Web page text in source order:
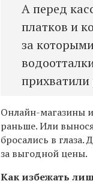
А перед
платков и
за
прихватили
Онлайн-магазины
раньше. Или
бросались в глаза.
за выгодной цены.
Как избежать